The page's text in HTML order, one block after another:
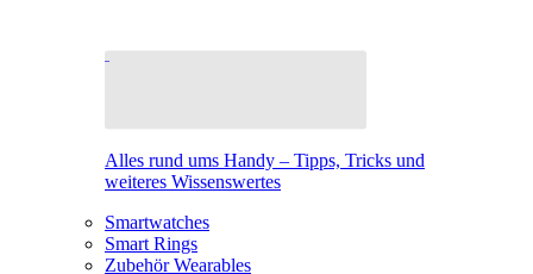
Alles rund ums Handy – Tipps, Tricks und
weiteres Wissenswertes
Smartwatches
Smart Rings
Zubehör Wearables